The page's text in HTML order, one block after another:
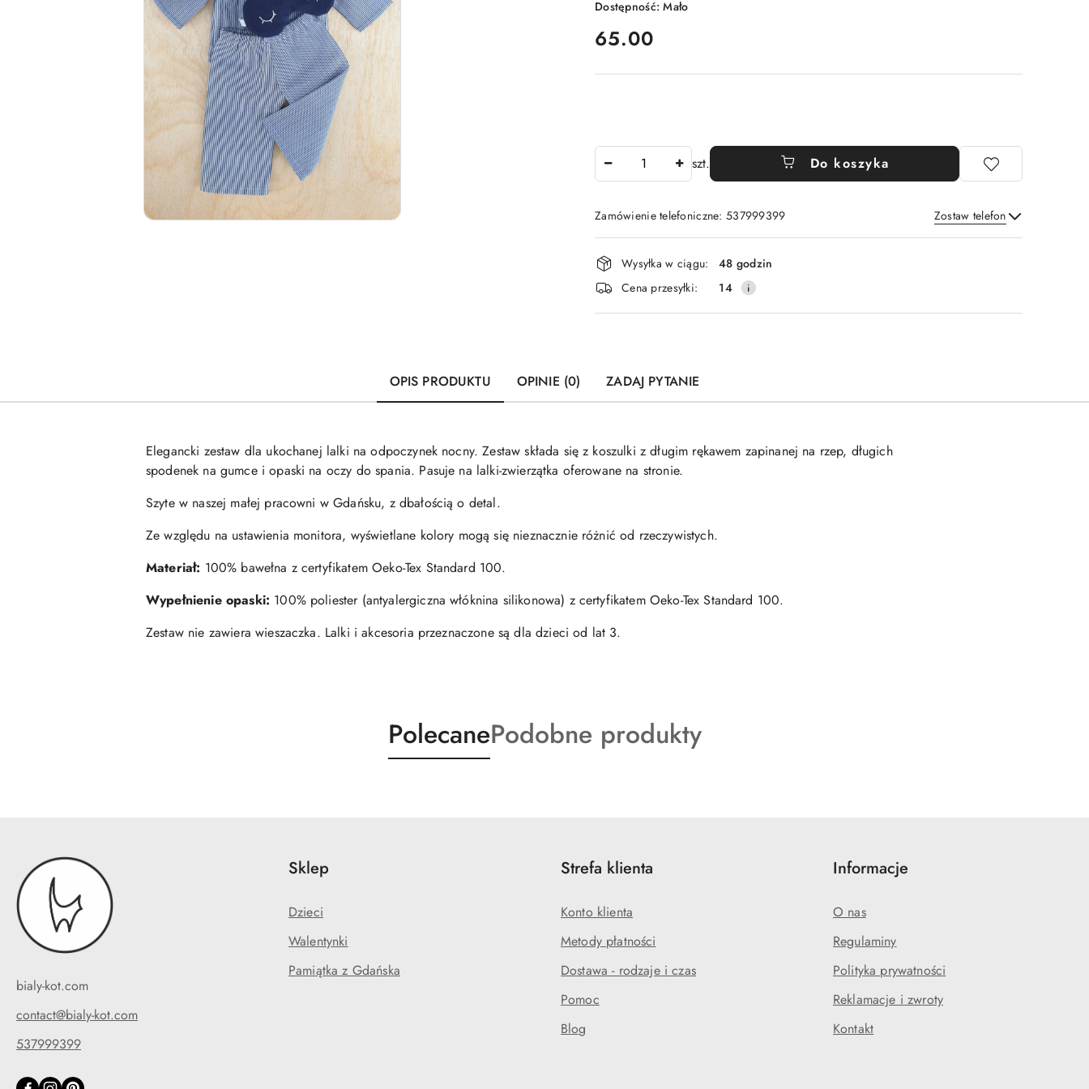
Dostępność:Mało
cena:
65.00
szt. Do koszyka
Zamówienie telefoniczne: 537999399 Zostaw telefon
Wyślij
Dostępność
i
dostawa
Wysyłka w ciągu:
48 godzin
Cena przesyłki:
14
OPIS PRODUKTU OPINIE (0) ZADAJ PYTANIE
Elegancki zestaw dla ukochanej lalki na odpoczynek nocny. Zestaw składa się z koszulki z długim rękawem zapinanej na rzep, długich
spodenek na gumce i opaski na oczy do spania. Pasuje na lalki-zwierzątka oferowane na stronie.
Szyte w naszej małej pracowni w Gdańsku, z dbałością o detal.
Ze względu na ustawienia monitora, wyświetlane kolory mogą się nieznacznie różnić od rzeczywistych.
Materiał: 100% bawełna z certyfikatem Oeko-Tex Standard 100.
Wypełnienie opaski: 100% poliester (antyalergiczna włóknina silikonowa) z certyfikatem Oeko-Tex Standard 100.
Zestaw nie zawiera wieszaczka. Lalki i akcesoria przeznaczone są dla dzieci od lat 3.
Produkty
o
PolecaneProdukty
o
Podobne produkty
bialy-kot.com
contact@bialy-kot.com
537999399
Sklep
Dzieci
Walentynki
Pamiątka z Gdańska
Strefa klienta
Konto klienta
Metody płatności
Dostawa - rodzaje i czas
Pomoc
Blog
Informacje
O nas
Regulaminy
Polityka prywatności
Reklamacje i zwroty
Kontakt